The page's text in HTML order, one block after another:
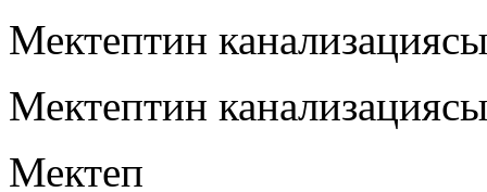
Мектептин канализациясы
Мектептин канализациясы
Мектеп